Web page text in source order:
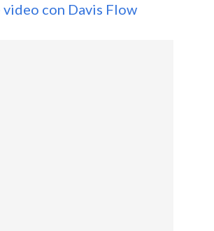
con Davis Flow